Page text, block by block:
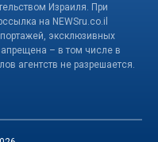
Израиля. При
на NEWSru.co.il
эксклюзивных
– в том числе в
агентств не разрешается.